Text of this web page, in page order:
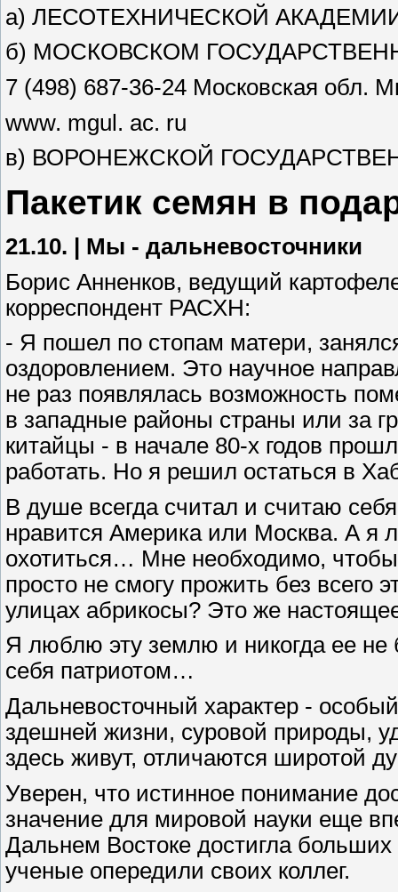
а) ЛЕСОТЕХНИЧЕСКОЙ
б) МОСКОВСКОМ
7 (498) 687-36-24 Московская обл.
www. mgul. ac. ru
в) ВОРОНЕЖСКОЙ
Пакетик семян в
21.10.
Мы - дальневосточники
Борис Анненков, ведущий
корреспондент РАСХН:
- Я пошел по стопам матери,
оздоровлением. Это научное
не раз появлялась возможность
в западные районы страны или за
китайцы - в начале 80-х годов
работать. Но я решил остаться в
В душе всегда считал и считаю
нравится Америка или Москва. А я
охотиться… Мне необходимо,
просто не смогу прожить без всего
улицах абрикосы? Это же
Я люблю эту землю и никогда ее не
себя патриотом…
Дальневосточный характер -
здешней жизни, суровой природы,
здесь живут, отличаются широтой
Уверен, что истинное понимание
значение для мировой науки еще
Дальнем Востоке достигла
ученые опередили своих коллег.